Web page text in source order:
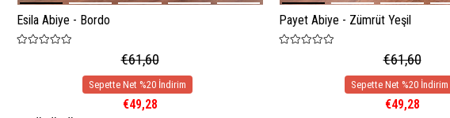
Esila Abiye - Bordo
€61,60
€49,28
Payet Abiye - Zümrüt Yeşil
€61,60
€49,28